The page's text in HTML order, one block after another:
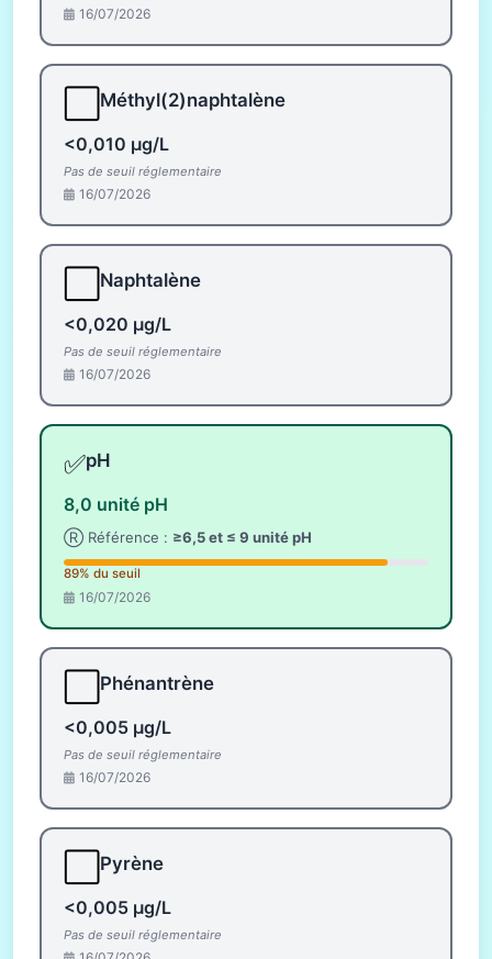
16/07/2026
Méthyl(2)naphtalène
<0,010 µg/L
Pas de seuil réglementaire
16/07/2026
Naphtalène
<0,020 µg/L
Pas de seuil réglementaire
16/07/2026
✅pH
8,0 unité pH
Ⓡ Référence : ≥6,5 et ≤ 9 unité pH
89% du seuil
16/07/2026
Phénantrène
<0,005 µg/L
Pas de seuil réglementaire
16/07/2026
Pyrène
<0,005 µg/L
Pas de seuil réglementaire